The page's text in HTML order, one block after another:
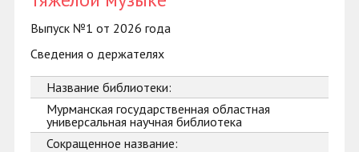
Выпуск №1 от 2026 года
Сведения о держателях
Название библиотеки:
Мурманская государственная областная
универсальная научная библиотека
Сокращенное название: